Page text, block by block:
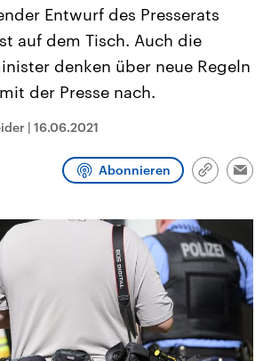
und
militärisch
Staaten zu
der Erde,
auf das
Nahostkonflikt
Aktuelle Lage und
Der Überfall der
Terrororganisation Hamas
Oktober 2023 auf Israel
Region wieder die
Israel möchte die Hamas
Entwurf des Presserats
auf dem Tisch. Auch die
denken über neue Regeln
der Presse nach.
| 16.06.2021
Abonnieren
Link